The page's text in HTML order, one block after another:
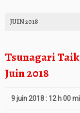
JUIN 2018
Tsunagari
Juin 2018
9 juin 2018 : 12 h 00